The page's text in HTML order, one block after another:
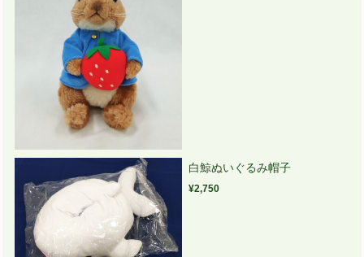
白鯨ぬいぐるみ帽子
¥2,750